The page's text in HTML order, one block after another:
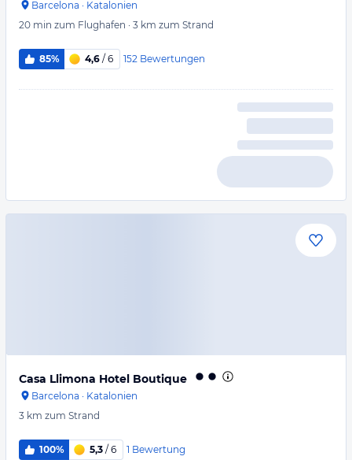
Barcelona · Katalonien
20 min zum Flughafen · 3 km zum Strand
85% 4,6 / 6 152 Bewertungen
Casa Llimona Hotel Boutique
Barcelona · Katalonien
3 km zum Strand
100% 5,3 / 6 1 Bewertung